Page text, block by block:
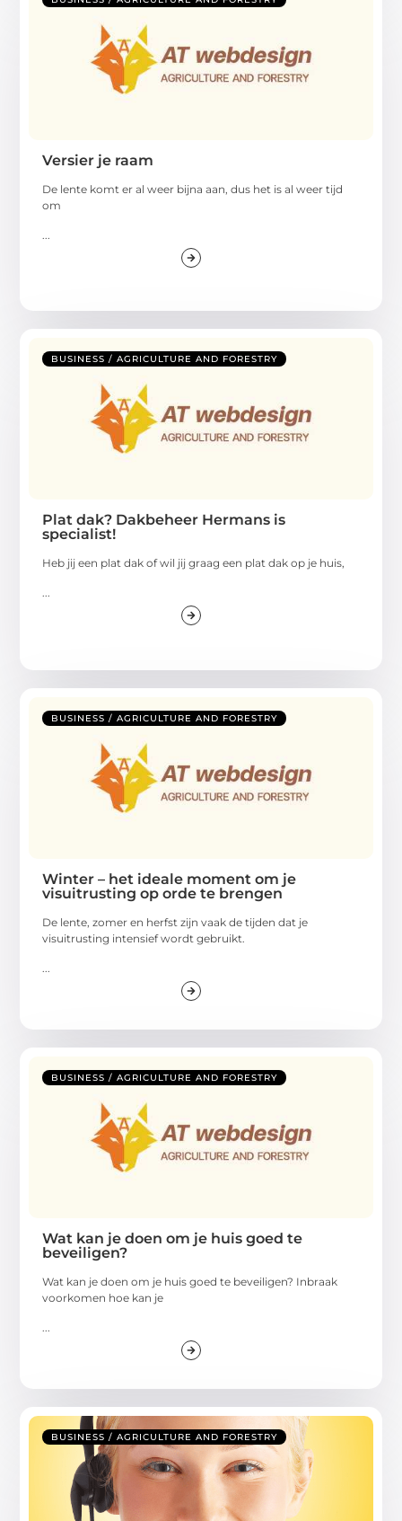
Versier je raam
De lente komt er al weer bijna aan, dus het is al weer tijd
om
BUSINESS / AGRICULTURE AND FORESTRY
Plat dak? Dakbeheer Hermans is
specialist!
Heb jij een plat dak of wil jij graag een plat dak op je huis,
BUSINESS / AGRICULTURE AND FORESTRY
Winter – het ideale moment om je
visuitrusting op orde te brengen
De lente, zomer en herfst zijn vaak de tijden dat je
visuitrusting intensief wordt gebruikt.
BUSINESS / AGRICULTURE AND FORESTRY
Wat kan je doen om je huis goed te
beveiligen?
Wat kan je doen om je huis goed te beveiligen? Inbraak
voorkomen hoe kan je
BUSINESS / AGRICULTURE AND FORESTRY